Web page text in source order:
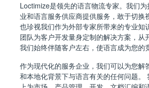
Loctimize是领先的语言物流专家。我们
业和语言服务供应商提供服务，敢于切换
也珍视我们作为外部专家所带来的专业知
团队为客户开发量身定制的解决方案 ，从
我们始终伴随客户左右，使语言成为您的
作为现代化的服务企业，我们可以为您解
和本地化背景下与语言有关的任何问题。